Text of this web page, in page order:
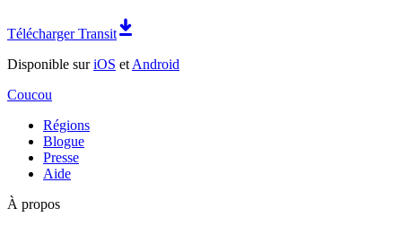
Télécharger Transit
Disponible suriOS et Android
Coucou
Régions
Blogue
Presse
Aide
À propos